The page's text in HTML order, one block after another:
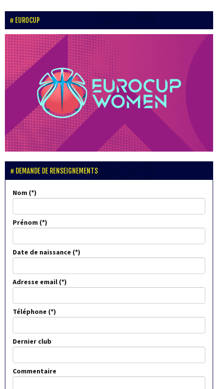
EUROCUP
DEMANDE DE RENSEIGNEMENTS
Nom
Prénom
Date de naissance
Adresse email
Téléphone
Dernier club
Commentaire